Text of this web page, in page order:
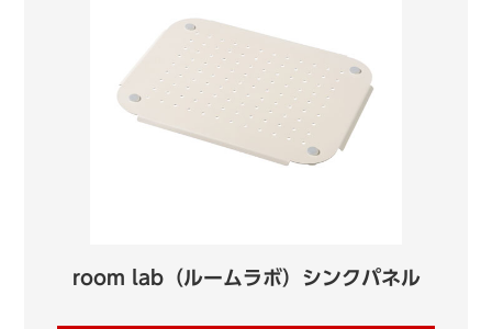
room lab（ルームラボ）シンクパネル